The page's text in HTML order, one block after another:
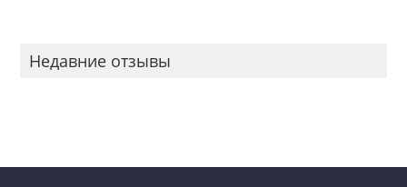
Недавние отзывы